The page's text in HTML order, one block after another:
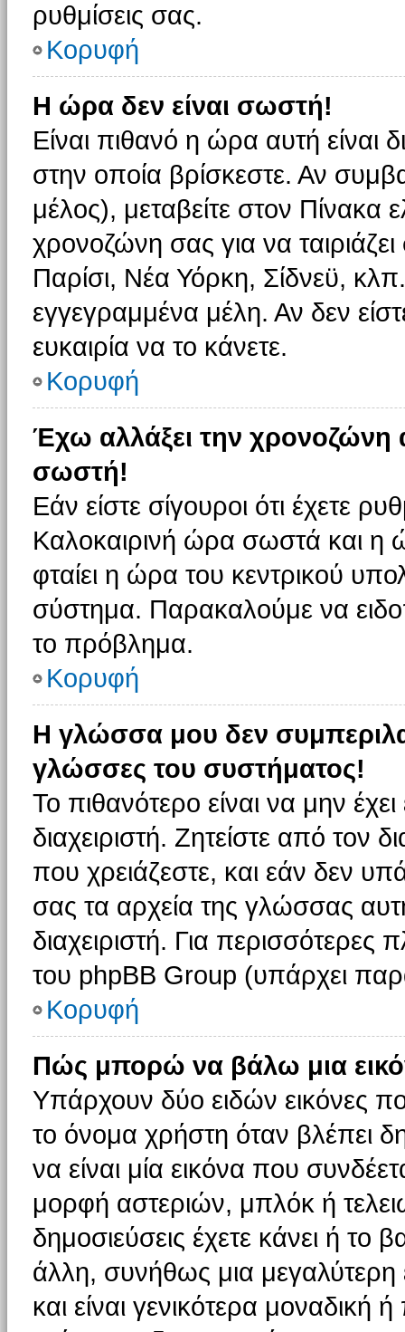
ρυθμίσεις σας.
Κορυφή
Η ώρα δεν είναι σωστή!
Είναι πιθανό η ώρα αυτή είναι
στην οποία βρίσκεστε. Αν
μέλος), μεταβείτε στον Πίνακα
χρονοζώνη σας για να
Παρίσι, Νέα Υόρκη, Σίδνεϋ,
εγγεγραμμένα μέλη. Αν δεν
ευκαιρία να το κάνετε.
Κορυφή
Έχω αλλάξει την χρονοζώνη
σωστή!
Εάν είστε σίγουροι ότι έχετε
Καλοκαιρινή ώρα σωστά και η
φταίει η ώρα του κεντρικού
σύστημα. Παρακαλούμε να
το πρόβλημα.
Κορυφή
Η γλώσσα μου δεν
γλώσσες του συστήματος!
Το πιθανότερο είναι να μην
διαχειριστή. Ζητείστε από τον
που χρειάζεστε, και εάν δεν
σας τα αρχεία της γλώσσας
διαχειριστή. Για περισσότερες
του phpBB Group (υπάρχει
Κορυφή
Πώς μπορώ να βάλω μια
Υπάρχουν δύο ειδών εικόνες
το όνομα χρήστη όταν βλέπει
να είναι μία εικόνα που
μορφή αστεριών, μπλόκ ή
δημοσιεύσεις έχετε κάνει ή
άλλη, συνήθως μια
και είναι γενικότερα